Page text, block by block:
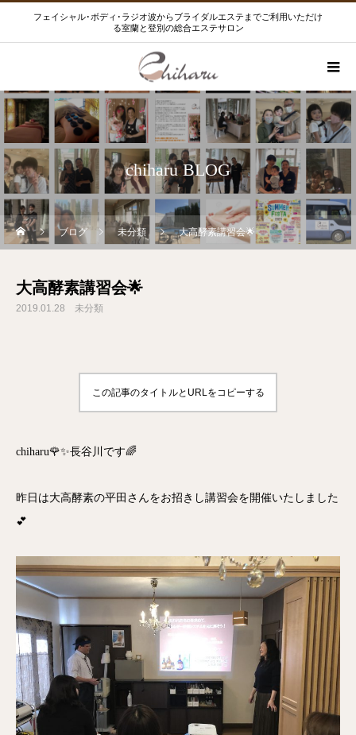
フェイシャル･ボディ･ラジオ波からブライダルエステまでご利用いただけ
る室蘭と登別の総合エステサロン
chiharu BLOG
ブログ 未分類 大高酵素講習会🌟
大高酵素講習会🌟
2019.01.28 未分類
この記事のタイトルとURLをコピーする
chiharu🌹✨長谷川です🌈
昨日は大高酵素の平田さんをお招きし講習会を開催いたしました
💕